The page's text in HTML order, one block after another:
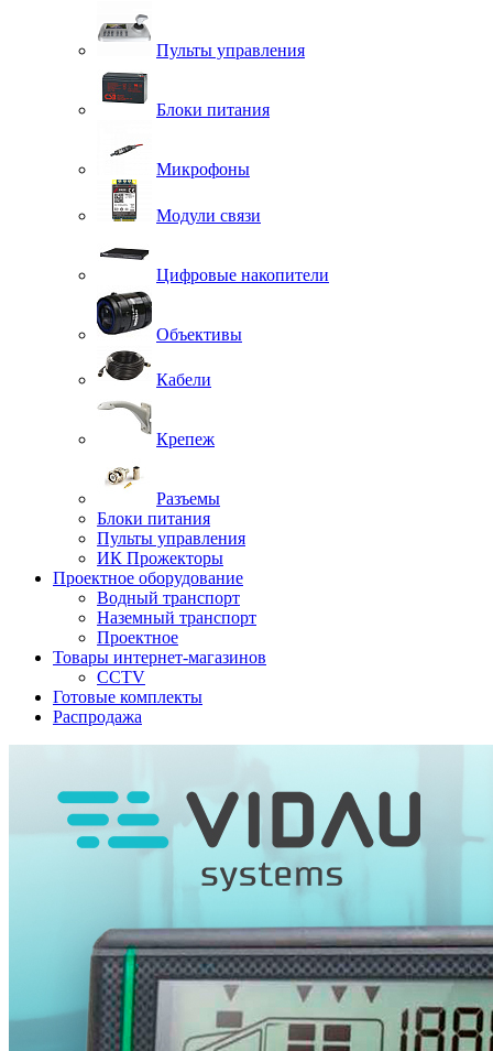
Пульты управления
Блоки питания
Микрофоны
Модули связи
Цифровые накопители
Объективы
Кабели
Крепеж
Разъемы
Блоки питания
Пульты управления
ИК Прожекторы
Проектное оборудование
Водный транспорт
Наземный транспорт
Проектное
Товары интернет-магазинов
CCTV
Готовые комплекты
Распродажа